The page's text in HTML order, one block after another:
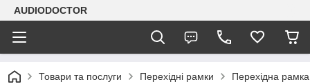
AUDIODOCTOR
Товари та послуги Перехідні рамки Перехідна